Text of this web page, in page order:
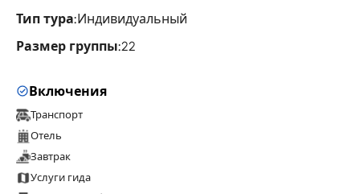
Тип тура:Индивидуальный
Размер группы:22
Включения
Транспорт
Отель
Завтрак
Услуги гида